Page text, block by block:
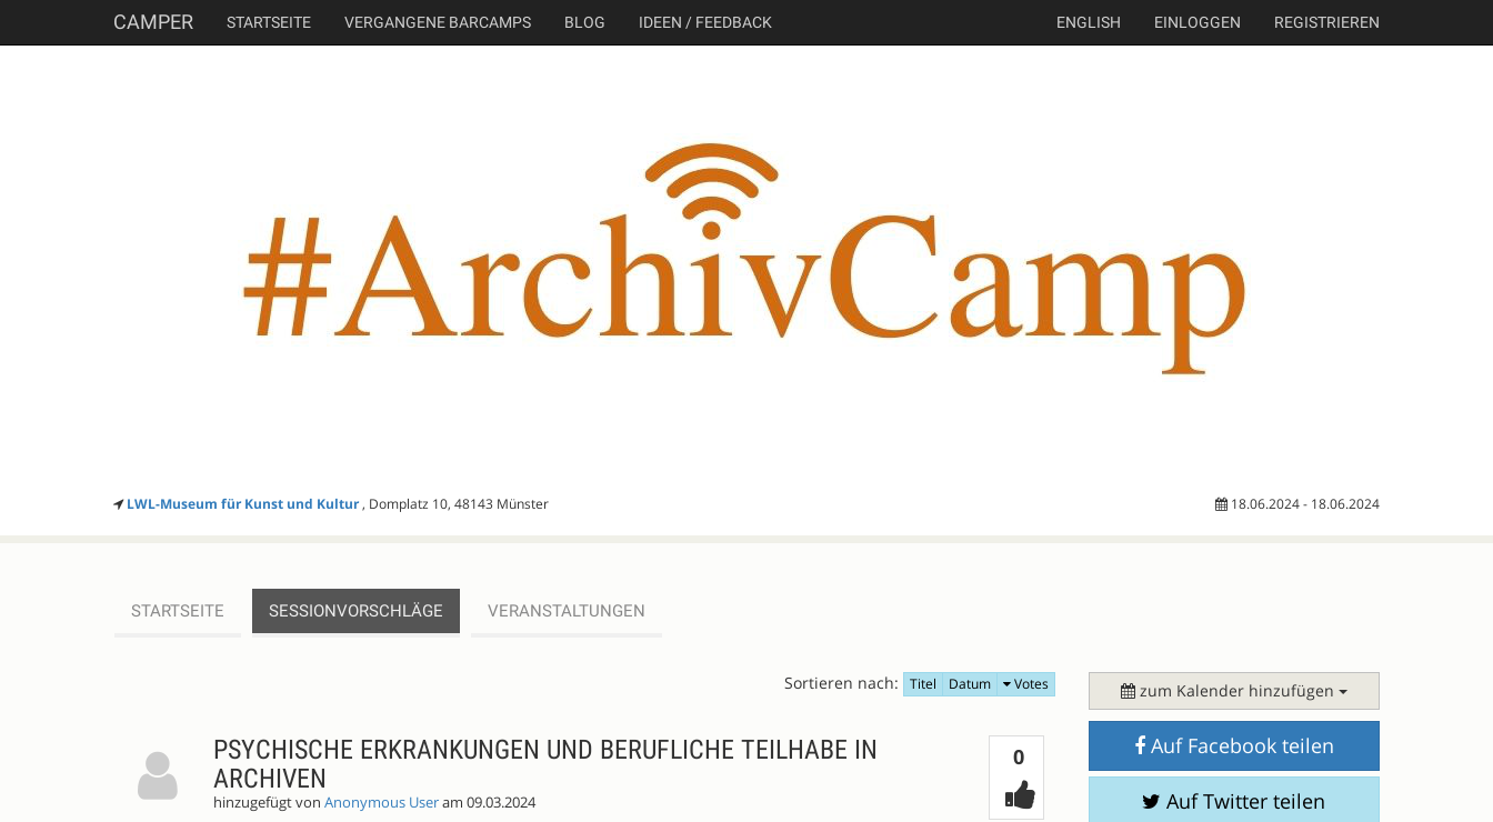
CAMPER STARTSEITE VERGANGENE BARCAMPS BLOG IDEEN / FEEDBACK ENGLISH EINLOGGEN REGISTRIEREN
LWL-Museum für Kunst und Kultur, Domplatz 10, 48143 Münster 18.06.2024 - 18.06.2024
STARTSEITE SESSIONVORSCHLÄGE VERANSTALTUNGEN
Sortieren nach: Titel Datum Votes
0Votes
PSYCHISCHE ERKRANKUNGEN UND BERUFLICHE TEILHABE IN
ARCHIVEN
hinzugefügt von Anonymous Useram 09.03.2024
zum Kalender hinzufügen
Auf Facebook teilen
Auf Twitter teilen